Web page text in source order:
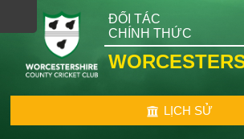
ĐỐI TÁC
CHÍNH THỨC
LỊCH SỬ